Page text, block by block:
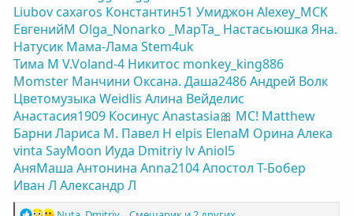
Liubovcaxaros Константин51 Умиджон Alexey_MCK
ЕвгенийM Olga_Nonarko _MapTa_ Настасьюшка Яна.
Натусик Мама-Лама Stem4uk
Тима М V.Voland-4 Никитос monkey_king886
Momster Манчини Оксана. Даша2486Андрей Волк
Цветомузыка Weidlis Алина Вейделис
Анастасия1909 Косинус Anastasia🎀 МС! Matthew
Барни Лариса М. Павел Н elpis ElenaM Орина Алека
vinta SayMoon Иуда Dmitriy lvAniol5
АняМаша Антонина Anna2104Апостол Т-Бобер
Иван Л Александр Л